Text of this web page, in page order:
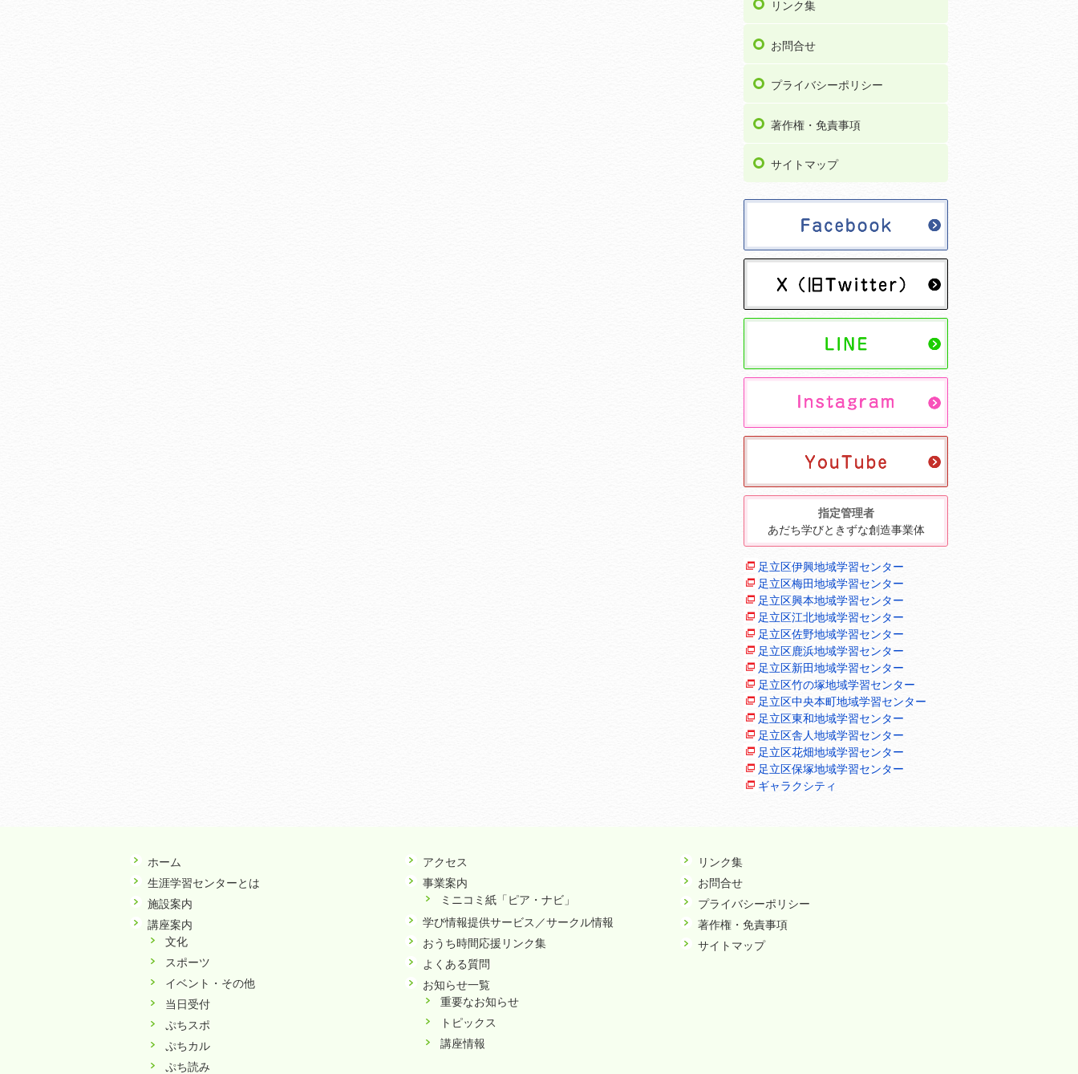
リンク集
お問合せ
プライバシーポリシー
著作権・免責事項
サイトマップ
指定管理者
あだち学びときずな創造事業体
足立区伊興地域学習センター
足立区梅田地域学習センター
足立区興本地域学習センター
足立区江北地域学習センター
足立区佐野地域学習センター
足立区鹿浜地域学習センター
足立区新田地域学習センター
足立区竹の塚地域学習センター
足立区中央本町地域学習センター
足立区東和地域学習センター
足立区舎人地域学習センター
足立区花畑地域学習センター
足立区保塚地域学習センター
ギャラクシティ
ホーム
生涯学習センターとは
施設案内
講座案内
文化
スポーツ
イベント・その他
当日受付
ぷちスポ
ぷちカル
ぷち読み
アクセス
事業案内
ミニコミ紙「ピア・ナビ」
学び情報提供サービス／サークル情報
おうち時間応援リンク集
よくある質問
お知らせ一覧
重要なお知らせ
トピックス
講座情報
リンク集
お問合せ
プライバシーポリシー
著作権・免責事項
サイトマップ